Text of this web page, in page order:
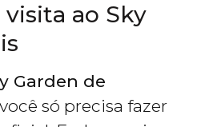
visita ao Sky
Garden de
você só precisa fazer